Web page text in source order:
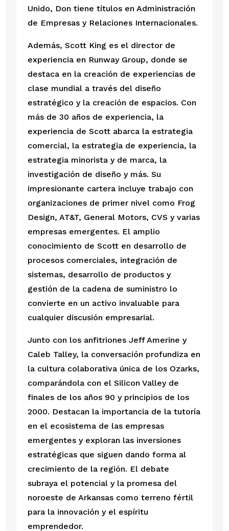
Unido, Don tiene títulos en Administración
de Empresas y Relaciones Internacionales.
Además, Scott King es el director de
experiencia en Runway Group, donde se
destaca en la creación de experiencias de
clase mundial a través del diseño
estratégico y la creación de espacios. Con
más de 30 años de experiencia, la
experiencia de Scott abarca la estrategia
comercial, la estrategia de experiencia, la
estrategia minorista y de marca, la
investigación de diseño y más. Su
impresionante cartera incluye trabajo con
organizaciones de primer nivel como Frog
Design, AT&T, General Motors, CVS y varias
empresas emergentes. El amplio
conocimiento de Scott en desarrollo de
procesos comerciales, integración de
sistemas, desarrollo de productos y
gestión de la cadena de suministro lo
convierte en un activo invaluable para
cualquier discusión empresarial.
Junto con los anfitriones Jeff Amerine y
Caleb Talley, la conversación profundiza en
la cultura colaborativa única de los Ozarks,
comparándola con el Silicon Valley de
finales de los años 90 y principios de los
2000. Destacan la importancia de la tutoría
en el ecosistema de las empresas
emergentes y exploran las inversiones
estratégicas que siguen dando forma al
crecimiento de la región. El debate
subraya el potencial y la promesa del
noroeste de Arkansas como terreno fértil
para la innovación y el espíritu
emprendedor.